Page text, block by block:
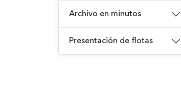
Archivo en minutos
Presentación de flotas